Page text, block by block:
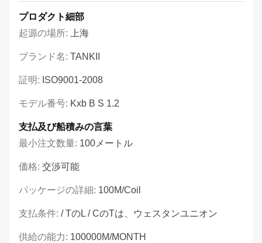
プロダクト細部
起源の場所: 上海
ブランド名: TANKII
証明: ISO9001-2008
モデル番号: Kxb B S 1.2
支払及び船積みの言葉
最小注文数量: 100メートル
価格: 交渉可能
パッケージの詳細: 100M/coil
支払条件: / TのL / CのTは、ウェスタンユニオン
供給の能力: 100000M/MONTH